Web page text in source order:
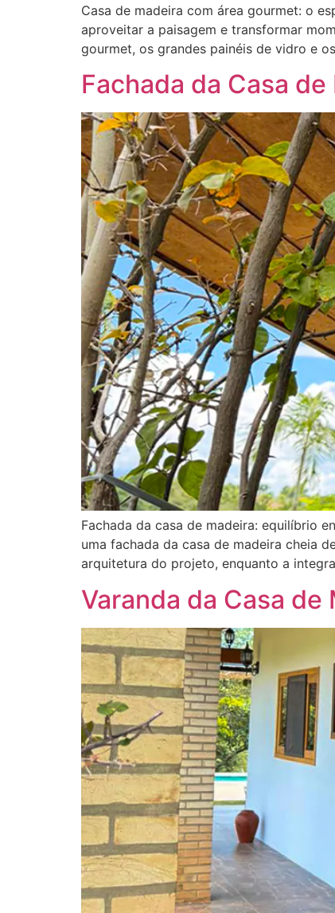
Casa de madeira com área gourmet: o
aproveitar a paisagem e transformar
gourmet, os grandes painéis de vidro e
Fachada da Casa
Fachada da casa de madeira: equilíbrio
uma fachada da casa de madeira cheia
arquitetura do projeto, enquanto a
Varanda da Casa